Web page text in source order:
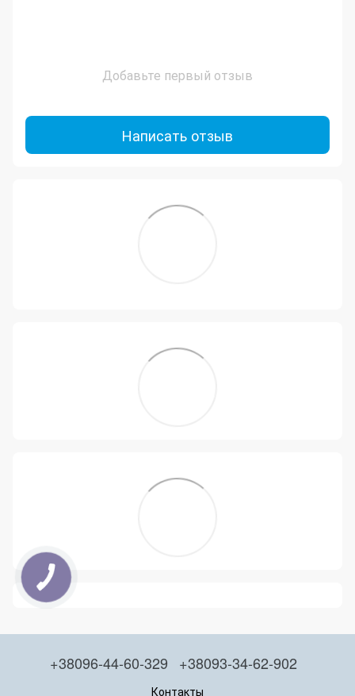
Добавьте первый отзыв
Написать отзыв
+38096-44-60-329 +38093-34-62-902
Контакты